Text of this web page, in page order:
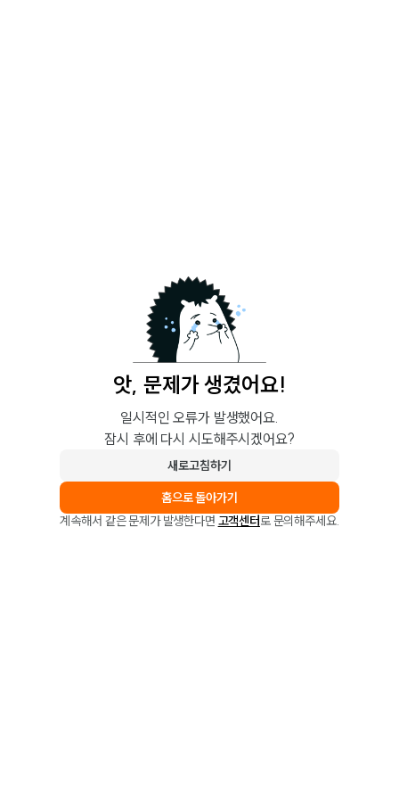
앗, 문제가 생겼어요!
일시적인 오류가 발생했어요.
잠시 후에 다시 시도해주시겠어요?
새로고침하기
홈으로 돌아가기
계속해서 같은 문제가 발생한다면 고객센터로 문의해주세요.